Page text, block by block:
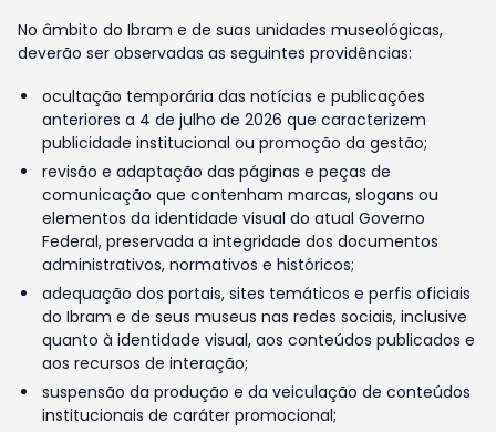
No âmbito do Ibram e de suas unidades museológicas,
deverão ser observadas as seguintes providências:
ocultação temporária das notícias e publicações
anteriores a 4 de julho de 2026 que caracterizem
publicidade institucional ou promoção da gestão;
revisão e adaptação das páginas e peças de
comunicação que contenham marcas, slogans ou
elementos da identidade visual do atual Governo
Federal, preservada a integridade dos documentos
administrativos, normativos e históricos;
adequação dos portais, sites temáticos e perfis oficiais
do Ibram e de seus museus nas redes sociais, inclusive
quanto à identidade visual, aos conteúdos publicados e
aos recursos de interação;
suspensão da produção e da veiculação de conteúdos
institucionais de caráter promocional;